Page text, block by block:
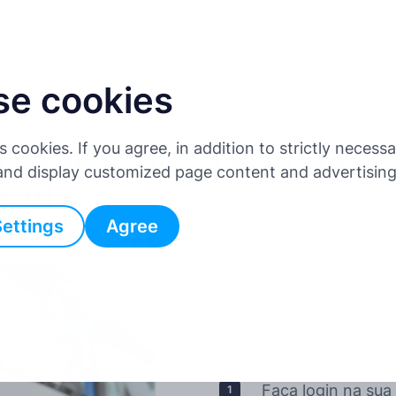
cookies
cookies. If you agree, in addition to strictly
display customized page content and
Agree
assistente diário na
de €1,20
Faça login na